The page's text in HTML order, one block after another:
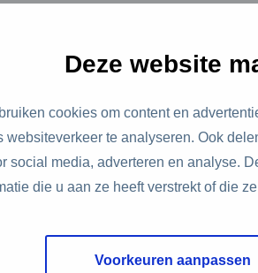
Deze website
cookies om content en
websiteverkeer te analyseren. Ook
social media, adverteren en analyse.
die u aan ze heeft verstrekt of die
Voorkeuren aanpassen
Toegankelijkheid